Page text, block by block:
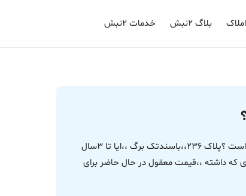
بلاگ ۲نبش خدمات ۲نبش
سلام ،زمینهای جهاد فاز 1درمجموع قانونی و درست است ؟پلاک 236،،باسندتک برگ ،،ایا تا 3سال
که داشته ،،قیمت معقول در حال حاضر برای